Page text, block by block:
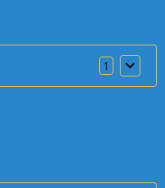
1